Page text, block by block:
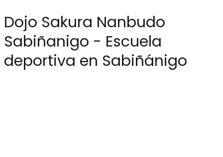
Dojo Sakura Nanbudo
Sabiñanigo - Escuela
deportiva en Sabiñánigo